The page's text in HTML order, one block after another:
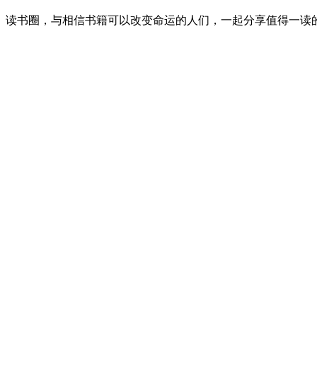
读书圈，与相信书籍可以改变命运的人们，一起分享值得一读